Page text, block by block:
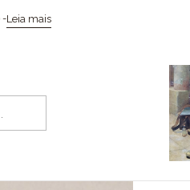
-Leia mais
Coleccionismo / Memorabilia